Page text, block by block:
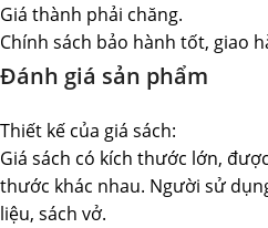
Giá thành phải chăng.
Chính sách bảo hành tốt, giao
Đánh giá sản phẩm
Thiết kế của giá sách:
Giá sách có kích thước lớn,
thước khác nhau. Người sử
liệu, sách vở.